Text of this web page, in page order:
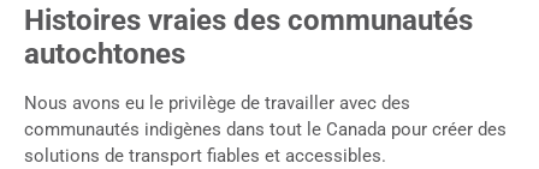
Histoires vraies des communautés
autochtones
Nous avons eu le privilège de travailler avec des
communautés indigènes dans tout le Canada pour créer des
solutions de transport fiables et accessibles.